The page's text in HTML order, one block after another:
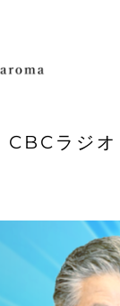
CBCラジ